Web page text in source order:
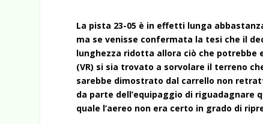
La pista 23-05 è in effetti lunga
ma se venisse confermata la tesi che il
lunghezza ridotta allora ciò che potrebbe
(VR) si sia trovato a sorvolare il terreno
sarebbe dimostrato dal carrello non
da parte dell’equipaggio di riguadagnare
quale l’aereo non era certo in grado di